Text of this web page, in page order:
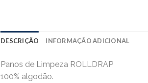
DESCRIÇÃO INFORMAÇÃO ADICIONAL
Panos de Limpeza ROLLDRAP
100% algodão.